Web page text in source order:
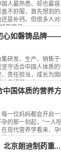
人最熟悉、却也最容
不舒服，首先想到
是补钙。但很多人对
忽略了...
心如磐铸品牌
研发、生产、销售
守适合中国人体质
责任担当，成长为
品牌深入人...
国体质的营养
一位妈妈都会开启一
的那一刻起，“一人
现代营养学看来，
对”。...
北京朗迪制药重...